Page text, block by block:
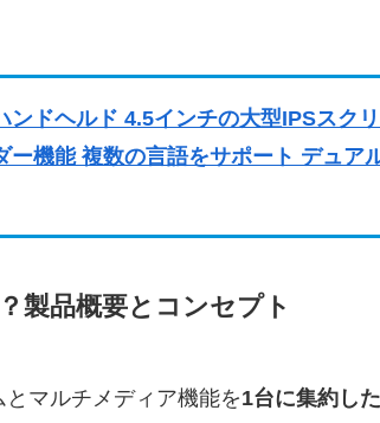
ドヘルド 4.5インチの大型IPSスク
ー機能 複数の言語をサポート デュア
製品概要とコンセプト
マルチメディア機能を1台に集約し